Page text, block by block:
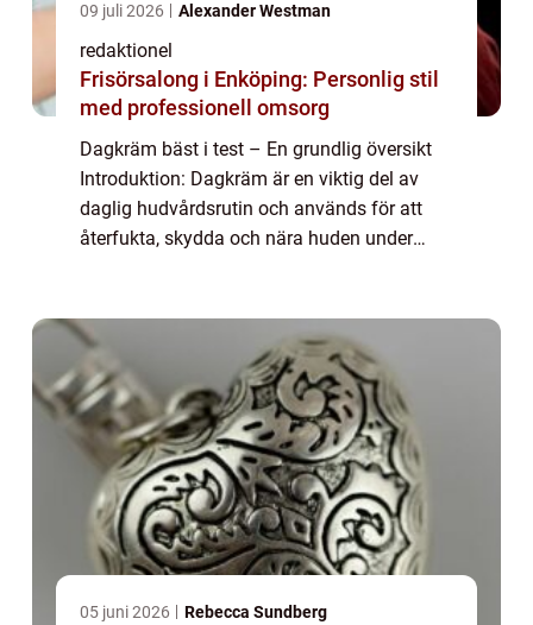
09 juli 2026 Alexander Westman
redaktionel
Frisörsalong i Enköping: Personlig stil
med professionell omsorg
Dagkräm bäst i test – En grundlig översikt
Introduktion: Dagkräm är en viktig del av
daglig hudvårdsrutin och används för att
återfukta, skydda och nära huden under
05 juni 2026 Rebecca Sundberg